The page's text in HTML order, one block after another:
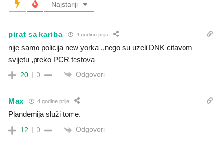
Najstariji
pirat sa kariba 4 godine prije
nije samo policija new yorka ,,nego su uzeli DNK citavom
svijetu ,preko PCR testova
20 0 Odgovori
Max 4 godine prije
Plandemija služi tome.
12 0 Odgovori